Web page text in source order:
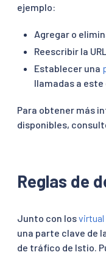
ejemplo:
Agregar o
Reescribir la URL.
Establecer una
llamadas a este
Para obtener más
disponibles,
Reglas de
Junto con losvirtual
una parte clave de
de tráfico de Istio.